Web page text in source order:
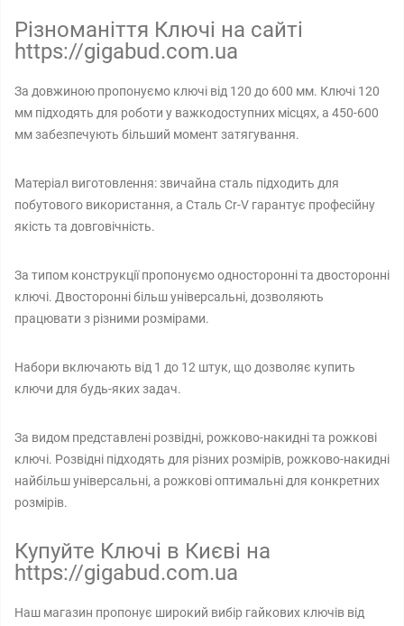
Різноманіття Ключі на сайті
https://gigabud.com.ua
За довжиною пропонуємо ключі від 120 до 600 мм. Ключі 120
мм підходять для роботи у важкодоступних місцях, а 450-600
мм забезпечують більший момент затягування.
Матеріал виготовлення: звичайна сталь підходить для
побутового використання, а Сталь Cr-V гарантує професійну
якість та довговічність.
За типом конструкції пропонуємо односторонні та двосторонні
ключі. Двосторонні більш універсальні, дозволяють
працювати з різними розмірами.
Набори включають від 1 до 12 штук, що дозволяє купить
ключи для будь-яких задач.
За видом представлені розвідні, рожково-накидні та рожкові
ключі. Розвідні підходять для різних розмірів, рожково-накидні
найбільш універсальні, а рожкові оптимальні для конкретних
розмірів.
Купуйте Ключі в Києві на
https://gigabud.com.ua
Наш магазин пропонує широкий вибір гайкових ключів від